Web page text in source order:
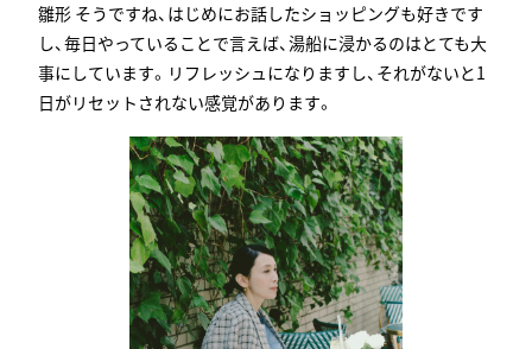
そうですね、はじめにお話したショッピングも好きです
し、毎日やっていることで言えば、湯船に浸かるのはとても大
事にしています。リフレッシュになりますし、それがないと1
日がリセットされない感覚があります。